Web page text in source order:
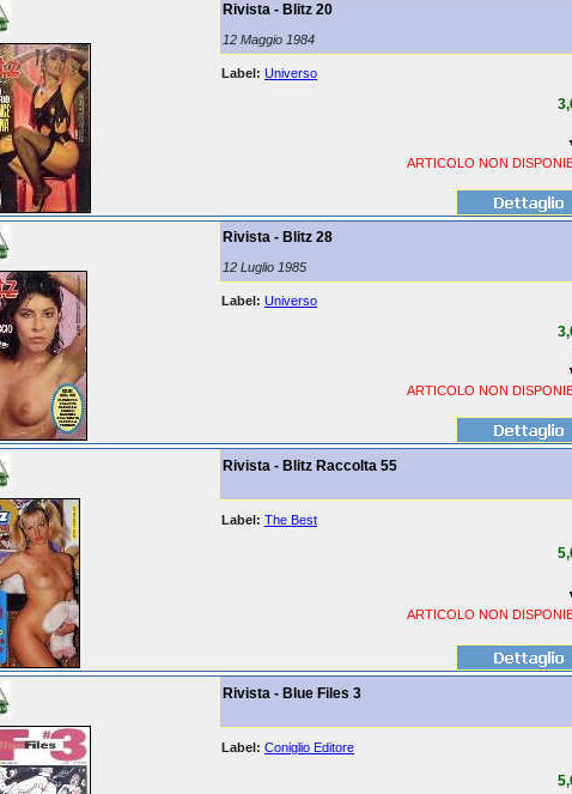
Rivista - Blitz 20
12 Maggio 1984
Label: Universo
ARTICOLO NON
Rivista - Blitz 28
12 Luglio 1985
Label: Universo
ARTICOLO NON
Rivista - Blitz Raccolta 55
Label: The Best
ARTICOLO NON
Rivista - Blue Files 3
Label: Coniglio Editore